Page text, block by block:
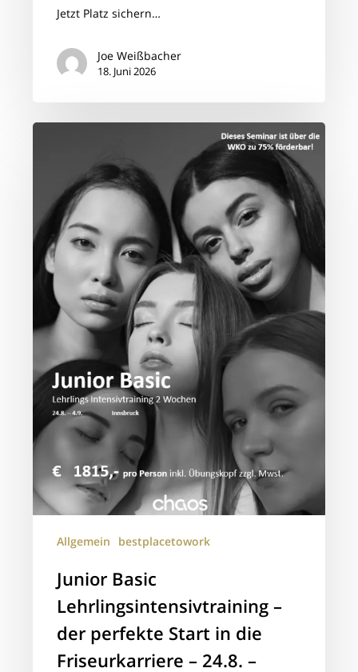
Jetzt Platz sichern…
Joe Weißbacher
18. Juni 2026
Lehrlingsintensivtraining
der
perfekte
Start
Friseurkarriere
–
24.8.
–
04.9.
Innsbruck
Allgemein bestplacetowork
Junior Basic
Lehrlingsintensivtraining –
der perfekte Start in die
Friseurkarriere – 24.8. –